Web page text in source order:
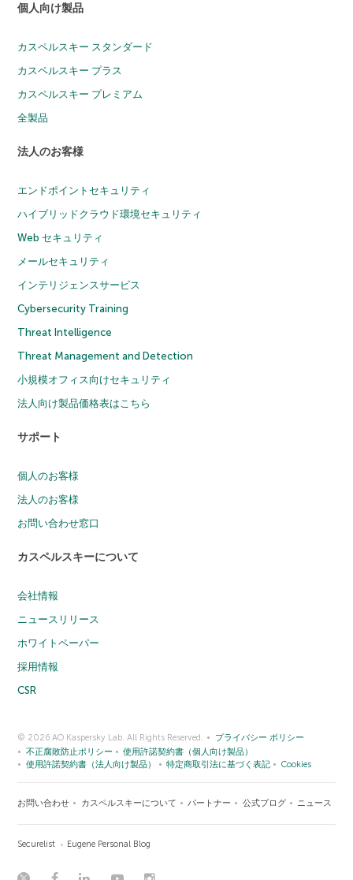
個人向け製品
カスペルスキー スタンダード
カスペルスキー プラス
カスペルスキー プレミアム
全製品
法人のお客様
エンドポイントセキュリティ
ハイブリッドクラウド環境セキュリティ
Web セキュリティ
メールセキュリティ
インテリジェンスサービス
Cybersecurity Training
Threat Intelligence
Threat Management and Detection
小規模オフィス向けセキュリティ
法人向け製品価格表はこちら
サポート
個人のお客様
法人のお客様
お問い合わせ窓口
カスペルスキーについて
会社情報
ニュースリリース
ホワイトペーパー
採用情報
CSR
© 2026 AO Kaspersky Lab. All Rights Reserved.
プライバシー ポリシー
不正腐敗防止ポリシー
使用許諾契約書（個人向け製品）
使用許諾契約書（法人向け製品）
特定商取引法に基づく表記 Cookies
お問い合わせ カスペルスキーについて パートナー 公式ブログ ニュース
Securelist Eugene Personal Blog